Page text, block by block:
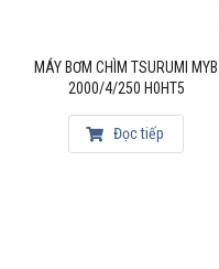
MÁY BƠM CHÌM TSURUMI MYB
2000/4/250 H0HT5
Đọc tiếp